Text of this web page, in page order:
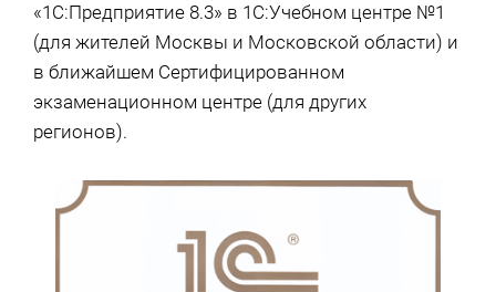
«1С:Предприятие 8.3» в 1С:Учебном центре №1
(для жителей Москвы и Московской области) и
в ближайшем Сертифицированном
экзаменационном центре (для других
регионов).